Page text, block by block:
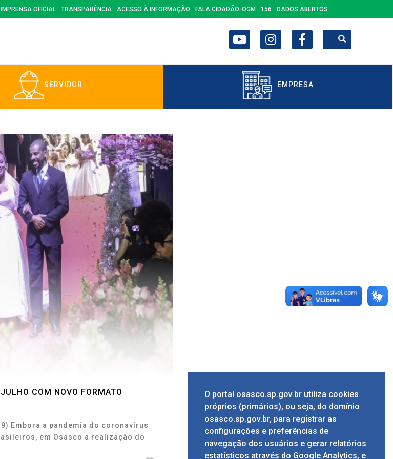
IMPRENSA OFICIAL TRANSPARÊNCIA ACESSO À INFORMAÇÃO FALA CIDADÃO-OGM 156 DADOS ABERTOS
SERVIDOR EMPRESA
COM NOVO FORMATO
Embora a pandemia do coronavírus
em Osasco a realização do
O portal osasco.sp.gov.br utiliza cookies
próprios (primários), ou seja, do domínio
osasco.sp.gov.br, para registrar as
configurações e preferências de
navegação dos usuários e gerar relatórios
estatísticos através do Google Analytics, e